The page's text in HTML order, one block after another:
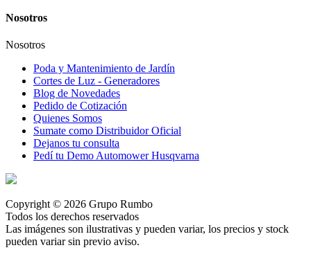
Nosotros
Nosotros
Poda y Mantenimiento de Jardín
Cortes de Luz - Generadores
Blog de Novedades
Pedido de Cotización
Quienes Somos
Sumate como Distribuidor Oficial
Dejanos tu consulta
Pedí tu Demo Automower Husqvarna
Copyright © 2026 Grupo Rumbo
Todos los derechos reservados
Las imágenes son ilustrativas y pueden variar, los precios y stock
pueden variar sin previo aviso.